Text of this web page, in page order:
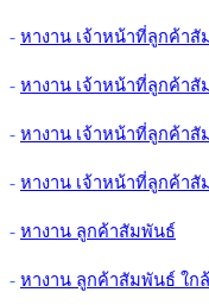
- หางาน เจ้าหน้าที่ลูกค้า
- หางาน เจ้าหน้าที่ลูกค้าสั
- หางาน เจ้าหน้าที่ลูกค้า
- หางาน เจ้าหน้าที่ลูกค้า
- หางาน ลูกค้าสัมพันธ์
- หางาน ลูกค้าสัมพันธ์ ใก